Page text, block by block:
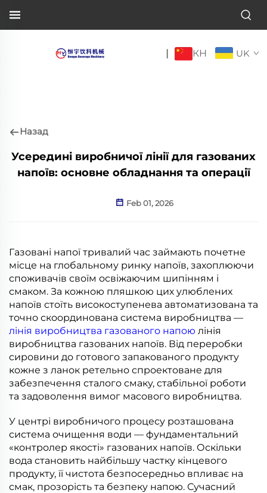
| КН UK
Назад
Усередині виробничої лінії для газованих
напоїв: основне обладнання та операції
Feb 01, 2026
Газовані напої тривалий час займають почетне
місце на глобальному ринку напоїв, захоплюючи
споживачів своїм освіжаючим шипінням і
смаком. За кожною пляшкою цих улюблених
напоїв стоїть високоступенева автоматизована та
точно скоординована система виробництва —
лінія виробництва газованого напою лінія
виробництва газованих напоїв. Від переробки
сировини до готового запакованого продукту
кожне з ланок ретельно спроектоване для
забезпечення сталого смаку, стабільної роботи
та задоволення вимог масового виробництва.
У центрі виробничого процесу розташована
система очищення води — фундаментальний
«контролер якості» газованих напоїв. Оскільки
вода становить найбільшу частку кінцевого
продукту, її чистота безпосередньо впливає на
смак, прозорість та безпеку напою. Сучасний